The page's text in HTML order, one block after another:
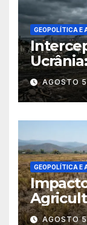
GEOPOLÍTICA E
AGOSTO
GEOPOLÍTICA E
Críticas
AGOSTO